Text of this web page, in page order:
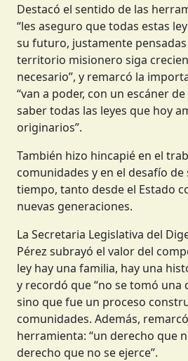
Destacó el sentido de las
“les aseguro que todas estas
su futuro, justamente
territorio misionero siga
necesario”, y remarcó la
“van a poder, con un escáner
saber todas las leyes que hoy
originarios”.
También hizo hincapié en el
comunidades y en el desafío
tiempo, tanto desde el Estado
nuevas generaciones.
La Secretaria Legislativa del
Pérez subrayó el valor del
ley hay una familia, hay una
y recordó que “no se tomó una
sino que fue un proceso
comunidades. Además,
herramienta: “un derecho que
derecho que no se ejerce”.